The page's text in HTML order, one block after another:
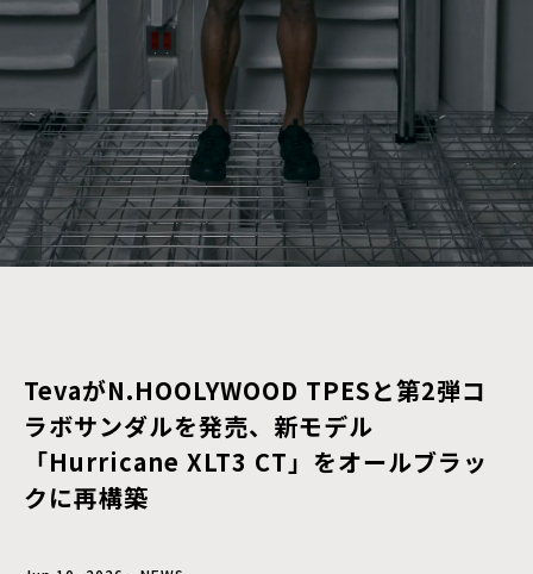
TevaがN.HOOLYWOOD TPESと第2弾コ
ラボサンダルを発売、新モデル
「Hurricane XLT3 CT」をオールブラッ
クに再構築